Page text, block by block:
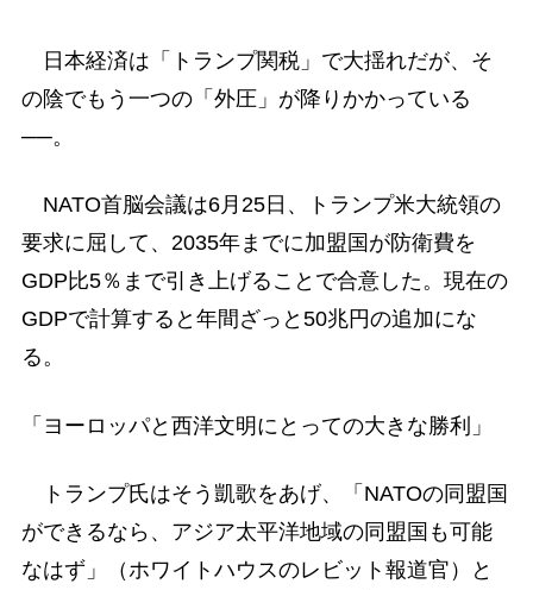
日本経済は「トランプ関税」で大揺れだが、そ
の陰でもう一つの「外圧」が降りかかっている
──。
NATO首脳会議は6月25日、トランプ米大統領の
要求に屈して、2035年までに加盟国が防衛費を
GDP比5％まで引き上げることで合意した。現在の
GDPで計算すると年間ざっと50兆円の追加にな
る。
「ヨーロッパと西洋文明にとっての大きな勝利」
トランプ氏はそう凱歌をあげ、「NATOの同盟国
ができるなら、アジア太平洋地域の同盟国も可能
なはず」（ホワイトハウスのレビット報道官）と